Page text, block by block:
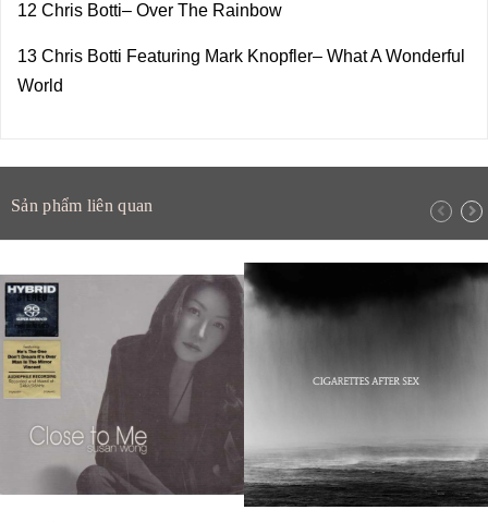
12 Chris Botti– Over The Rainbow
13 Chris Botti Featuring Mark Knopfler– What A Wonderful
World
Sản phẩm liên quan